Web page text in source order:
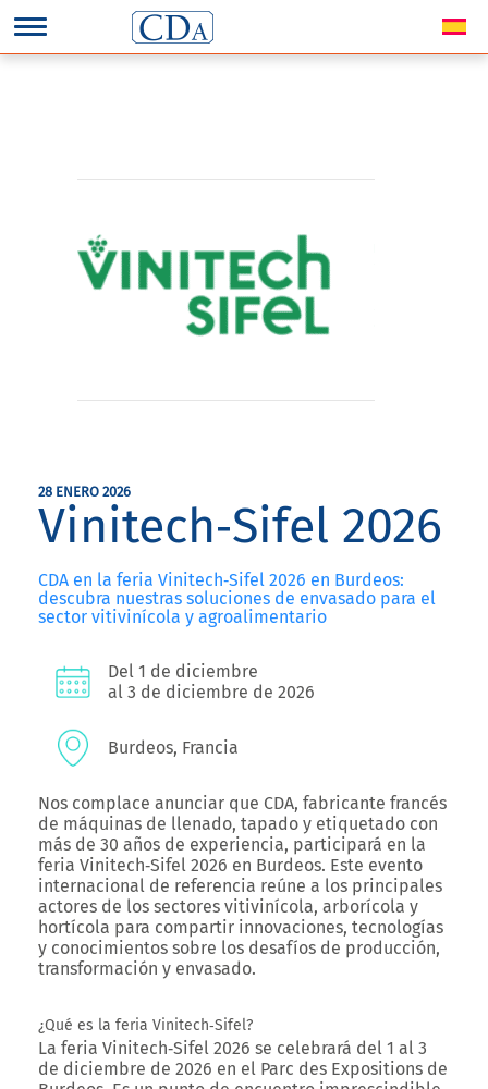
28 ENERO 2026
Vinitech‑Sifel 2026
CDA en la feria Vinitech‑Sifel 2026 en Burdeos:
descubra nuestras soluciones de envasado para el
sector vitivinícola y agroalimentario
Del 1 de diciembre
al 3 de diciembre de 2026
Burdeos, Francia
Nos complace anunciar que CDA, fabricante francés
de máquinas de llenado, tapado y etiquetado con
más de 30 años de experiencia, participará en la
feria Vinitech‑Sifel 2026 en Burdeos. Este evento
internacional de referencia reúne a los principales
actores de los sectores vitivinícola, arborícola y
hortícola para compartir innovaciones, tecnologías
y conocimientos sobre los desafíos de producción,
transformación y envasado.
¿Qué es la feria Vinitech‑Sifel?
La feria Vinitech‑Sifel 2026 se celebrará del 1 al 3
de diciembre de 2026 en el Parc des Expositions de